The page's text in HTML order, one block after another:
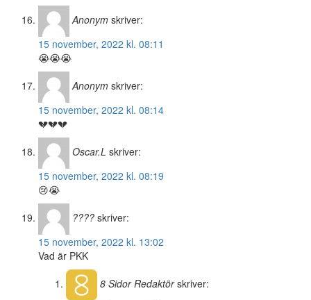
Anonym skriver:
15 november, 2022 kl. 08:11
😭😭😭
Anonym skriver:
15 november, 2022 kl. 08:14
💔💔💔
Oscar.L skriver:
15 november, 2022 kl. 08:19
😢😭
???? skriver:
15 november, 2022 kl. 13:02
Vad är PKK
8 SidorRedaktör skriver: